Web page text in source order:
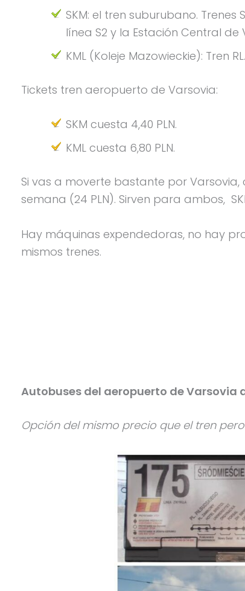
SKM: el tren suburubano. Trenes
línea S2 y la Estación Central
KML (Koleje Mazowieckie): Tren
Tickets tren aeropuerto de Varsovia:
SKM cuesta 4,40 PLN.
KML cuesta 6,80 PLN.
Si vas a moverte bastante por
semana (24 PLN). Sirven para ambos,
Hay máquinas expendedoras, no hay
mismos trenes.
Autobuses del aeropuerto de Varsovia
Opción del mismo precio que el tren